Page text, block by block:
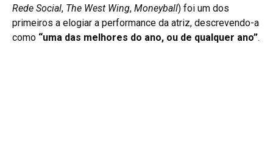
Rede Social, The West Wing, Moneyball) foi um dos
primeiros a elogiar a performance da atriz, descrevendo-a
como “uma das melhores do ano, ou de qualquer ano”.